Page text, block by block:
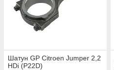
Шатун GP Citroen Jumper 2,2
HDi (P22D)